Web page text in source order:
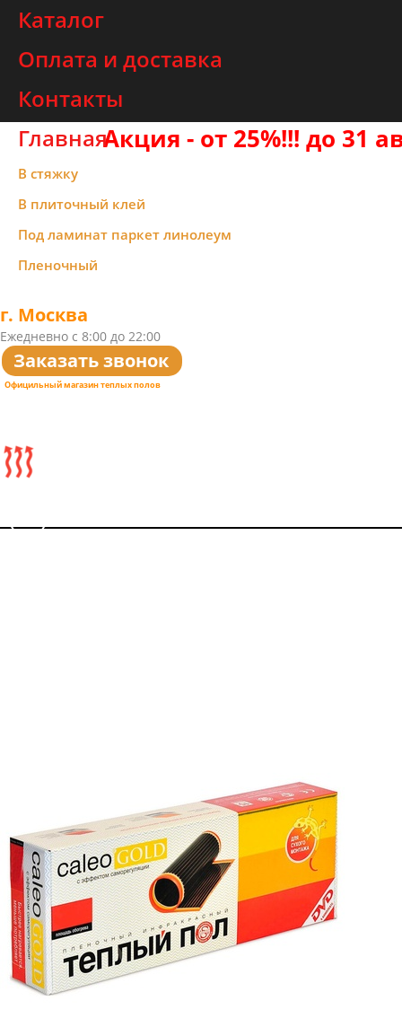
Каталог
Оплата и доставка
Контакты
Главная
В стяжку
В плиточный клей
Под ламинат паркет линолеум
Пленочный
г. Москва
Ежедневно с 8:00 до 22:00
Заказать звонок
Официльный магазин теплых полов
Акция - от 25%!!! до 31